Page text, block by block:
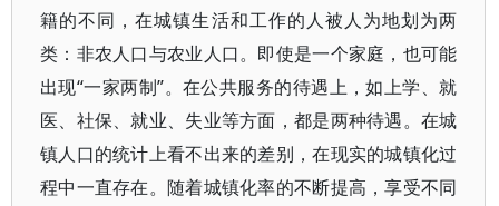
籍的不同，在城镇生活和工作的人被人为地划为两
类：非农人口与农业人口。即使是一个家庭，也可能
出现“一家两制”。在公共服务的待遇上，如上学、就
医、社保、就业、失业等方面，都是两种待遇。在城
镇人口的统计上看不出来的差别，在现实的城镇化过
程中一直存在。随着城镇化率的不断提高，享受不同